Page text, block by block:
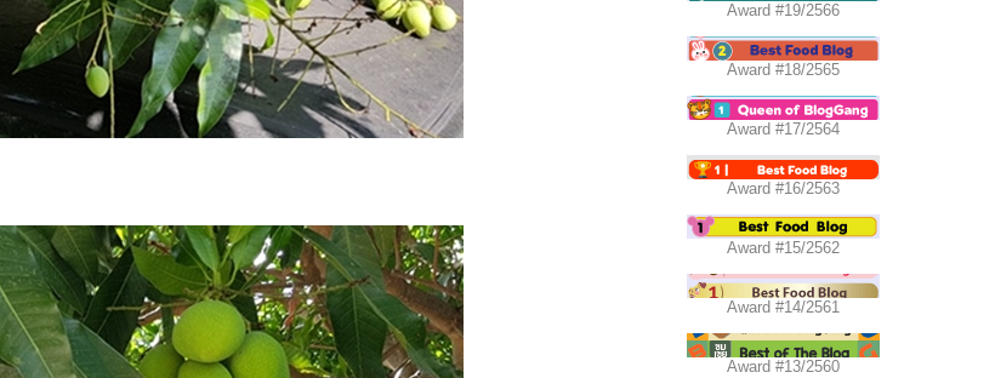
Award #19/2566
Award #18/2565
Award #17/2564
Award #16/2563
Award #15/2562
Award #14/2561
Award #13/2560